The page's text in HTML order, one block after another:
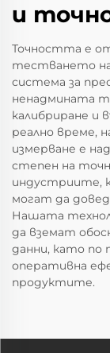
и
Точността е
тестването
система за
ненадмината
калибриране и
реално време,
измерване е
степен на
индустриите,
могат да
Нашата
да вземат
данни, като по
оперативна
продуктите.